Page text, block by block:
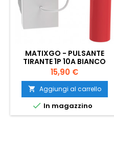
MATIXGO - PULSANTE
TIRANTE 1P 10A BIANCO
Prezzo
15,90 €
 Aggiungi al carrello
 In magazzino